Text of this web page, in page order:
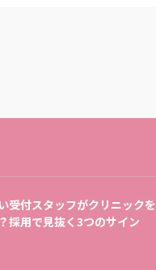
受付スタッフがクリニックを
採用で見抜く3つのサイン